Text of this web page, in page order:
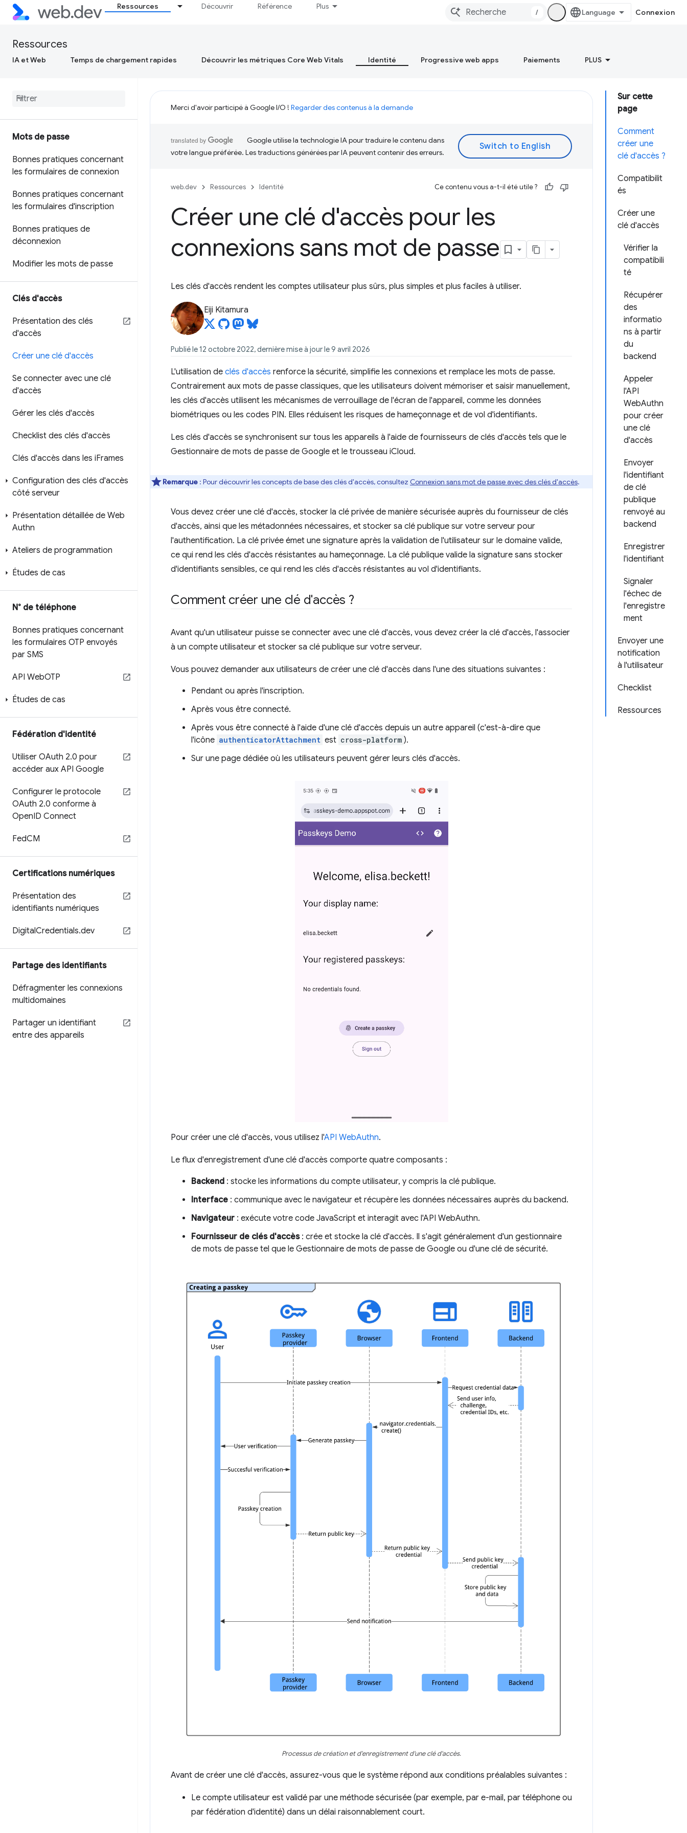
Ressources Découvrir Référence Plus
/ Connexion
Ressources
IA et Web Temps de chargement rapides Découvrir les métriques Core Web Vitals Identité Progressive web apps Paiements PLUS
Mots de passe
Bonnes pratiques concernant
les formulaires de connexion
Bonnes pratiques concernant
les formulaires d'inscription
Bonnes pratiques de
déconnexion
Modifier les mots de passe
Clés d'accès
Présentation des clés
d'accès
Créer une clé d'accès
Se connecter avec une clé
d'accès
Gérer les clés d'accès
Checklist des clés d'accès
Clés d'accès dans les iFrames
Configuration des clés d'accès
côté serveur
Présentation détaillée de Web
Authn
Ateliers de programmation
Études de cas
N° de téléphone
Bonnes pratiques concernant
les formulaires OTP envoyés
par SMS
API WebOTP
Études de cas
Fédération d'identité
Utiliser OAuth 2.0 pour
accéder aux API Google
Configurer le protocole
OAuth 2.0 conforme à
OpenID Connect
FedCM
Certifications numériques
Présentation des
identifiants numériques
DigitalCredentials.dev
Partage des identifiants
Défragmenter les connexions
multidomaines
Partager un identifiant
entre des appareils
Sur cette
page
Comment
créer une
clé d'accès ?
Compatibilit
és
Créer une
clé d'accès
Vérifier la
compatibili
té
Récupérer
des
informatio
ns à partir
du
backend
Appeler
l'API
WebAuthn
pour créer
une clé
d'accès
Envoyer
l'identifiant
de clé
publique
renvoyé au
backend
Enregistrer
l'identifiant
Signaler
l'échec de
l'enregistre
ment
Envoyer une
notification
à l'utilisateur
Checklist
Ressources
Merci d'avoir participé à Google I/O ! Regarder des contenus à la demande
Google utilise la technologie IA pour traduire le contenu dans
votre langue préférée. Les traductions générées par IA peuvent contenir des erreurs.
web.dev Ressources Identité Ce contenu vous a-t-il été utile ?
Créer une clé d'accès pour les
connexions sans mot de passe
Les clés d'accès rendent les comptes utilisateur plus sûrs, plus simples et plus faciles à utiliser.
Eiji Kitamura
Publié le 12 octobre 2022, dernière mise à jour le 9 avril 2026
L'utilisation de clés d'accès renforce la sécurité, simplifie les connexions et remplace les mots de passe.
Contrairement aux mots de passe classiques, que les utilisateurs doivent mémoriser et saisir manuellement,
les clés d'accès utilisent les mécanismes de verrouillage de l'écran de l'appareil, comme les données
biométriques ou les codes PIN. Elles réduisent les risques de hameçonnage et de vol d'identifiants.
Les clés d'accès se synchronisent sur tous les appareils à l'aide de fournisseurs de clés d'accès tels que le
Gestionnaire de mots de passe de Google et le trousseau iCloud.
Remarque : Pour découvrir les concepts de base des clés d'accès, consultez Connexion sans mot de passe avec des clés d'accès.
Vous devez créer une clé d'accès, stocker la clé privée de manière sécurisée auprès du fournisseur de clés
d'accès, ainsi que les métadonnées nécessaires, et stocker sa clé publique sur votre serveur pour
l'authentification. La clé privée émet une signature après la validation de l'utilisateur sur le domaine valide,
ce qui rend les clés d'accès résistantes au hameçonnage. La clé publique valide la signature sans stocker
d'identifiants sensibles, ce qui rend les clés d'accès résistantes au vol d'identifiants.
Comment créer une clé d'accès ?
Avant qu'un utilisateur puisse se connecter avec une clé d'accès, vous devez créer la clé d'accès, l'associer
à un compte utilisateur et stocker sa clé publique sur votre serveur.
Vous pouvez demander aux utilisateurs de créer une clé d'accès dans l'une des situations suivantes :
Pendant ou après l'inscription.
Après vous être connecté.
Après vous être connecté à l'aide d'une clé d'accès depuis un autre appareil (c'est-à-dire que
l'icône authenticatorAttachment est cross-platform ).
Sur une page dédiée où les utilisateurs peuvent gérer leurs clés d'accès.
Pour créer une clé d'accès, vous utilisez l'API WebAuthn.
Le flux d'enregistrement d'une clé d'accès comporte quatre composants :
Backend : stocke les informations du compte utilisateur, y compris la clé publique.
Interface : communique avec le navigateur et récupère les données nécessaires auprès du backend.
Navigateur : exécute votre code JavaScript et interagit avec l'API WebAuthn.
Fournisseur de clés d'accès: crée et stocke la clé d'accès. Il s'agit généralement d'un gestionnaire
de mots de passe tel que le Gestionnaire de mots de passe de Google ou d'une clé de sécurité.
Processus de création et d'enregistrement d'une clé d'accès.
Avant de créer une clé d'accès, assurez-vous que le système répond aux conditions préalables suivantes :
Le compte utilisateur est validé par une méthode sécurisée (par exemple, par e-mail, par téléphone ou
par fédération d'identité) dans un délai raisonnablement court.